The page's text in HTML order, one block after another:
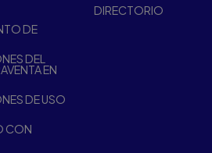
DE
DEL
EN
DE USO
CON
DIRECTORIO